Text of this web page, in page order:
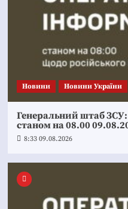
Новини Новини України
Генеральний штаб
станом на 08.00
8:33 09.08.2026